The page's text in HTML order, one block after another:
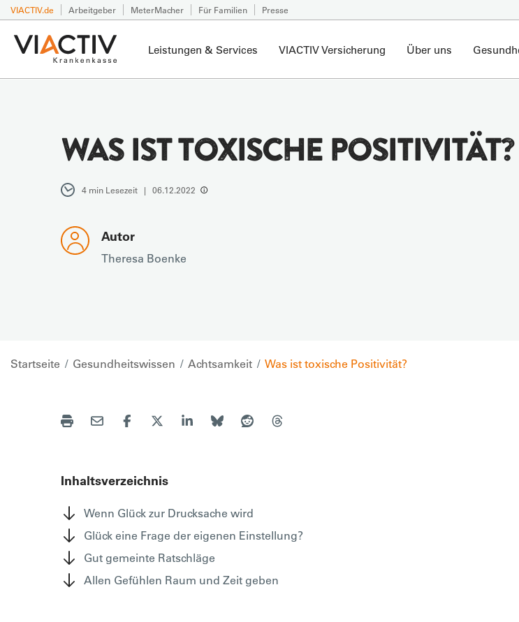
VIACTIV.de Arbeitgeber MeterMacher Für Familien Presse
Leistungen & Services VIACTIV Versicherung Über uns
WAS IST TOXISCHE POSITIVITÄT?
4 min Lesezeit | 06.12.2022
Autor
Theresa Boenke
Startseite Gesundheitswissen Achtsamkeit Was ist toxische Positivität?
Inhaltsverzeichnis
Wenn Glück zur Drucksache wird
Glück eine Frage der eigenen Einstellung?
Gut gemeinte Ratschläge
Allen Gefühlen Raum und Zeit geben